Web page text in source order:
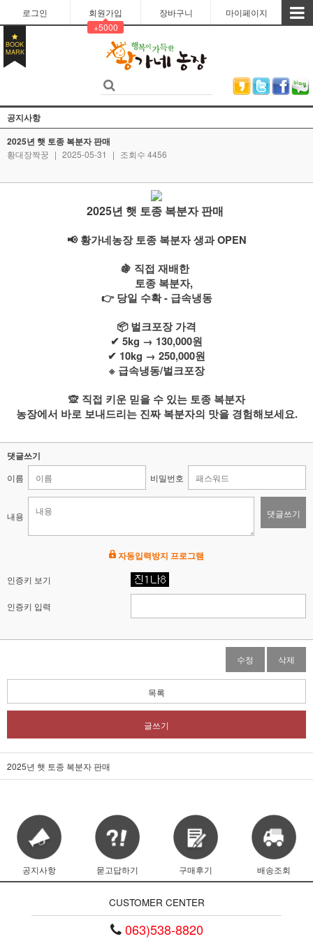
로그인
회원가입
+5000
장바구니 마이페이지
BOOK
MARK
공지사항
2025년 햇 토종 복분자 판매
황대장짝꿍 | 2025-05-31 | 조회수 4456
2025년 햇 토종 복분자 판매
📢 황가네농장 토종 복분자 생과 OPEN
🍇 직접 재배한
토종 복분자,
👉 당일 수확 - 급속냉동
📦 벌크포장 가격
✔ 5kg → 130,000원
✔ 10kg → 250,000원
※ 급속냉동/벌크포장
🙊 직접 키운 믿을 수 있는 토종 복분자
농장에서 바로 보내드리는 진짜 복분자의 맛을 경험해보세요.
댓글쓰기
이름 비밀번호
내용 댓글쓰기
자동입력방지 프로그램
인증키 보기
인증키 입력
수정 삭제
목록
글쓰기
2025년 햇 토종 복분자 판매
공지사항 묻고답하기 구매후기 배송조회
CUSTOMER CENTER
063)538-8820